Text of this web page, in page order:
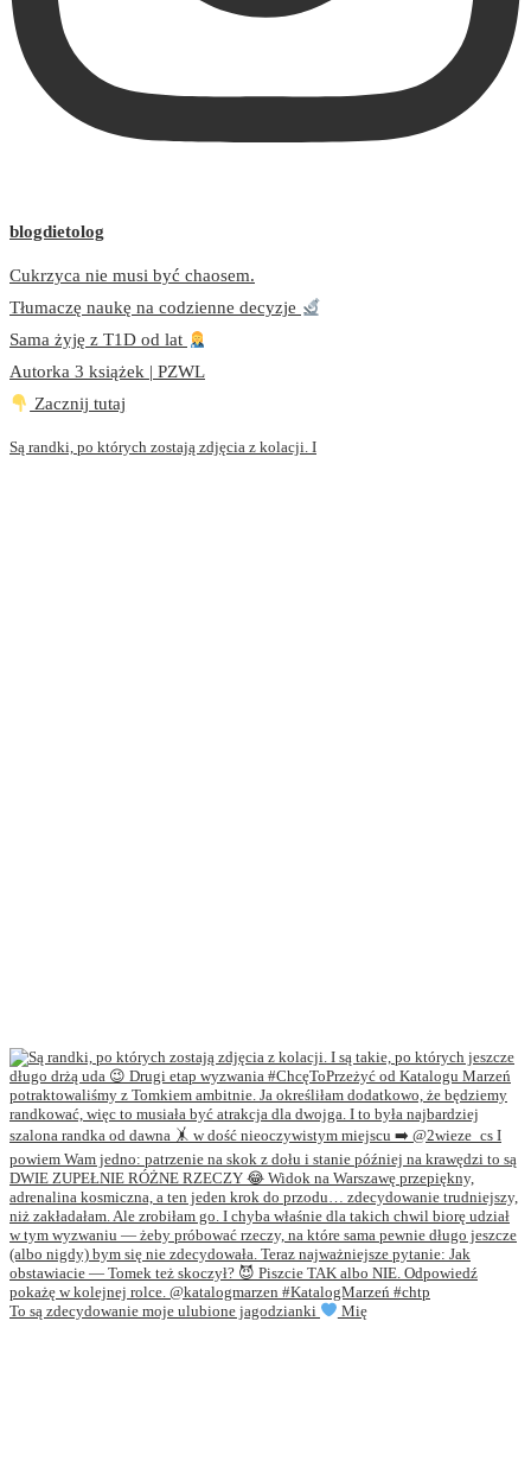
blogdietolog
Cukrzyca nie musi być chaosem.
Tłumaczę naukę na codzienne decyzje
Sama żyję z T1D od lat
Autorka 3 książek | PZWL
Zacznij tutaj
Są randki, po których zostają zdjęcia z kolacji. I
To są zdecydowanie moje ulubione jagodzianki Mię